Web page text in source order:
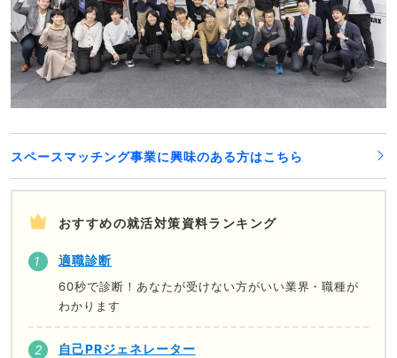
スペースマッチング事業に興味のある方はこちら
おすすめの就活対策資料ランキング
適職診断
60秒で診断！あなたが受けない方がいい業界・職種が
わかります
自己PRジェネレーター